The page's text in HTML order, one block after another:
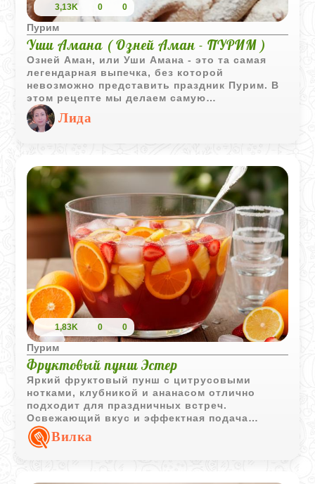
3,13K 0 0
Пурим
Уши Амана ( Озней Аман - ПУРИМ )
Озней Аман, или Уши Амана - это та самая
легендарная выпечка, без которой
невозможно представить праздник Пурим. В
этом рецепте мы делаем самую
классическую маковую начинку, которая
получается очень густой и ароматной за счет
меда и цитрусовой цедры. Само тесто
замешивается на апельсиновом соке,
нежным, рассыпчатым и с легкой фруктовой
ноткой.
Лида
1,83K 0 0
Пурим
Фруктовый пунш Эстер
Яркий фруктовый пунш с цитрусовыми
нотками, клубникой и ананасом отлично
подходит для праздничных встреч.
Освежающий вкус и эффектная подача
делают этот напиток настоящим украшением
стола.Вилка